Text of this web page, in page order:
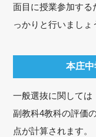
面目に授業参加する
っかりと行いましょ
本庄
一般選抜に関しては
副教科4教科の評価
点が計算されます。